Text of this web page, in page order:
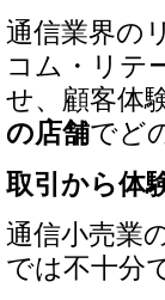
通信業界の
コム・リテ
せ、顧客体
の店舗でど
取引から体
通信小売業
では不十分